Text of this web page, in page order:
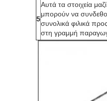
5
Αυτά τα στοιχεία
μπορούν να
συνολικά φιλικά
στη γραμμή